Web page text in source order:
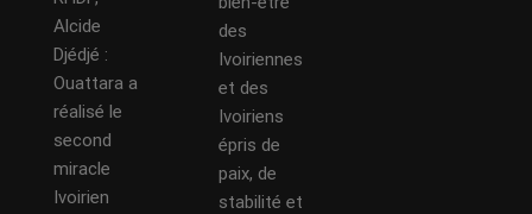
Alcide
Djédjé :
Ouattara a
réalisé le
second
miracle
Ivoirien
des
Ivoiriennes
et des
Ivoiriens
épris de
paix, de
stabilité et